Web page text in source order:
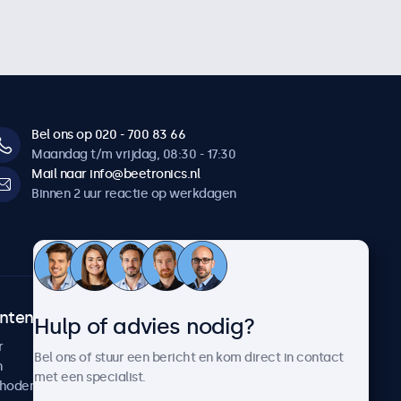
Bel ons op 020 - 700 83 66
Maandag t/m vrijdag, 08:30 - 17:30
Mail naar info@beetronics.nl
Binnen 2 uur reactie op werkdagen
Over Beetronics
Nieuws en updates
Hulp of advies nodig?
Bel ons of stuur een bericht en kom direct in contact
met een specialist.